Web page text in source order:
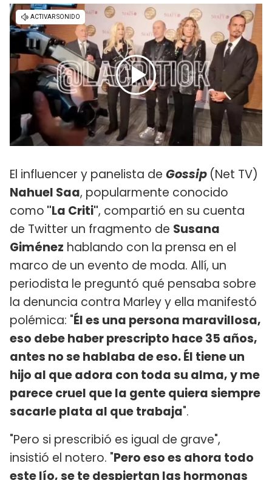
El influencer y panelista de Gossip (Net TV)
Nahuel Saa, popularmente conocido
como "La Criti", compartió en su cuenta
de Twitter un fragmento de Susana
Giménez hablando con la prensa en el
marco de un evento de moda. Allí, un
periodista le preguntó qué pensaba sobre
la denuncia contra Marley y ella manifestó
polémica: "Él es una persona maravillosa,
eso debe haber prescripto hace 35 años,
antes no se hablaba de eso. Él tiene un
hijo al que adora con toda su alma, y me
parece cruel que la gente quiera siempre
sacarle plata al que trabaja".
"Pero si prescribió es igual de grave",
insistió el notero. "Pero eso es ahora todo
este lío, se te despiertan las hormonas